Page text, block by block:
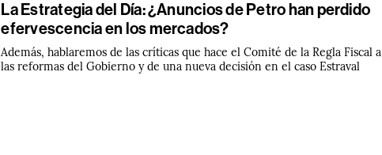
La Estrategia del Día: ¿Anuncios de Petro han perdido
efervescencia en los mercados?
Además, hablaremos de las críticas que hace el Comité de la Regla Fiscal a
las reformas del Gobierno y de una nueva decisión en el caso Estraval